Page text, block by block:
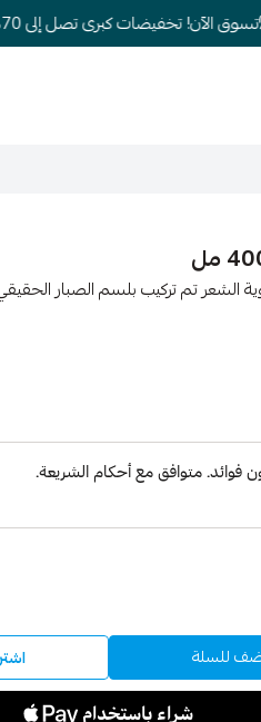
الآن! تخفيضات كبرى تصل إلى 70%
الفعال 400 مل بلسم تقوية الشعر تم تركيب بلسم
للسلة